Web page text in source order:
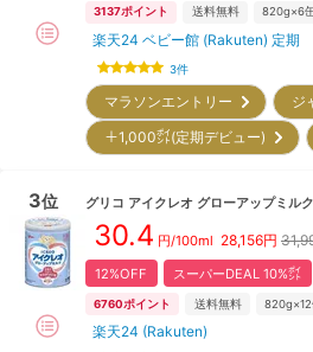
3137ポイント 送料無料 820g×6
楽天24 ベビー館 (Rakuten) 定期
3件
マラソンエントリー ジ
＋1,000㌽(定期デビュー)
3位 グリコ アイクレオ グローアップミル
30.4 円/100ml 28,156円
12%OFF スーパーDEAL 10%㌽
6760ポイント 送料無料
楽天24 (Rakuten)